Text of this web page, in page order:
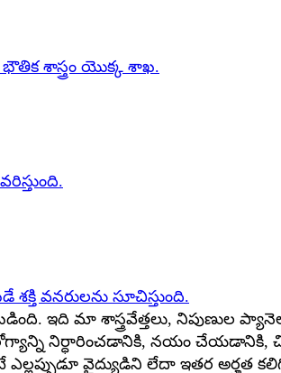
శాస్త్రం యొక్క శాఖ.
వనరులను సూచిస్తుంది.
ఇది మా శాస్త్రవేత్తలు, నిపుణుల
నిర్ధారించడానికి, నయం చేయడానికి,
వైద్యుడిని లేదా ఇతర అర్హత